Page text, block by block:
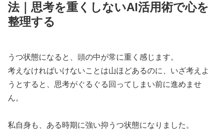
法｜思考を重くしないAI活用術で心を
整理する
うつ状態になると、頭の中が常に重く感じます。
考えなければいけないことは山ほどあるのに、いざ考えよ
うとすると、思考がぐるぐる回ってしまい前に進めませ
ん。
私自身も、ある時期に強い抑うつ状態になりました。